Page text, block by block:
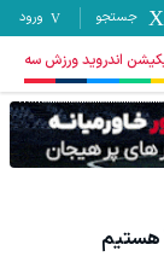
جستجو ورود
اندروید ورزش سه
هستیم